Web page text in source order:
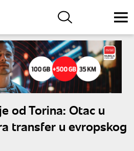
od Torina: Otac u
transfer u evropskog